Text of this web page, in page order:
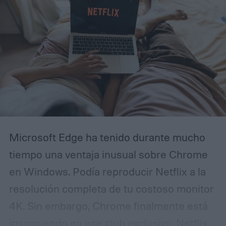
Microsoft Edge ha tenido durante mucho
tiempo una ventaja inusual sobre Chrome
en Windows. Podía reproducir Netflix a la
resolución completa de tu costoso monitor